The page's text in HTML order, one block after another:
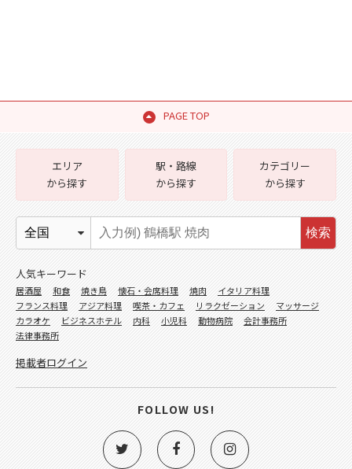
PAGE TOP
エリア
から探す
駅・路線
から探す
カテゴリー
から探す
検索
人気キーワード
居酒屋 和食 焼き鳥 懐石・会席料理 焼肉
イタリア料理
フランス料理
アジア料理 喫茶・カフェ リラクゼーション
マッサージ
カラオケ
ビジネスホテル 内科 小児科 動物病院
会計事務所
法律事務所
掲載者ログイン
FOLLOW US!